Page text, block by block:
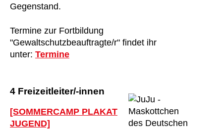
Gegenstand.
Termine zur Fortbildung
"Gewaltschutzbeauftragte/r" findet ihr
unter: Termine
4 Freizeitleiter/-innen
[SOMMERCAMP PLAKAT
JUGEND]